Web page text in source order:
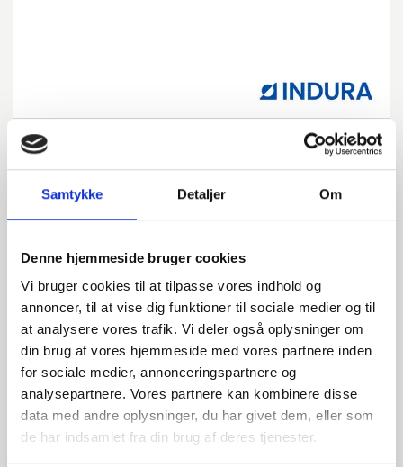
Samtykke Detaljer Om
Denne hjemmeside bruger cookies
Vi bruger cookies til at tilpasse vores indhold og
annoncer, til at vise dig funktioner til sociale medier og til
at analysere vores trafik. Vi deler også oplysninger om
din brug af vores hjemmeside med vores partnere inden
for sociale medier, annonceringspartnere og
analysepartnere. Vores partnere kan kombinere disse
data med andre oplysninger, du har givet dem, eller som
de har indsamlet fra din brug af deres tjenester.
Har du spørgsmål?
service eller andet. Kontakt os for professionel rådgivning
og sparring.
INDURA DK
+45 97 13 32 44
salg@indura.com